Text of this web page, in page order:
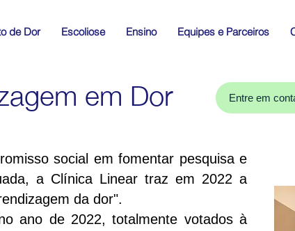
de Dor Escoliose Ensino Equipes e Parceiros
em Dor Entre em
social em fomentar pesquisa e
a Clínica Linear traz em 2022 a
da dor".
2022, totalmente votados à